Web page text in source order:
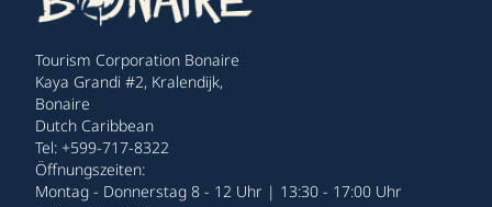
Tourism Corporation Bonaire
Kaya Grandi #2, Kralendijk,
Bonaire
Dutch Caribbean
Tel: +599-717-8322
Öffnungszeiten:
Montag - Donnerstag 8 - 12 Uhr | 13:30 - 17:00 Uhr